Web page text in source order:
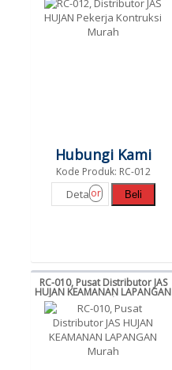
Hubungi Kami
Kode Produk: RC-012
Detailor Beli
RC-010, Pusat Distributor JAS
HUJAN KEAMANAN LAPANGAN
Murah